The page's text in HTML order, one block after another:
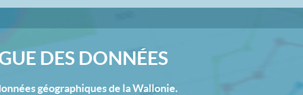
DES DONNÉES
géographiques de la Wallonie.